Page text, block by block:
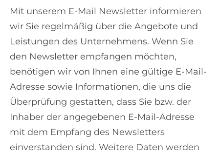
Mit unserem E-Mail Newsletter informieren
wir Sie regelmäßig über die Angebote und
Leistungen des Unternehmens. Wenn Sie
den Newsletter empfangen möchten,
benötigen wir von Ihnen eine gültige E-Mail-
Adresse sowie Informationen, die uns die
Überprüfung gestatten, dass Sie bzw. der
Inhaber der angegebenen E-Mail-Adresse
mit dem Empfang des Newsletters
einverstanden sind. Weitere Daten werden